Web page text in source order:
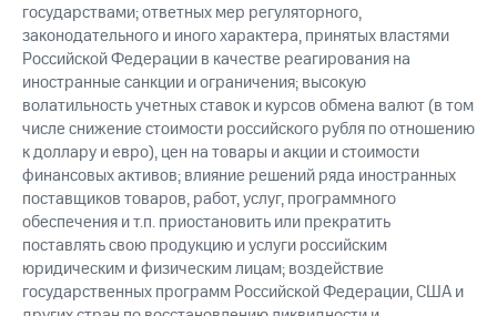
государствами; ответных мер регуляторного,
законодательного и иного характера, принятых властями
Российской Федерации в качестве реагирования на
иностранные санкции и ограничения; высокую
волатильность учетных ставок и курсов обмена валют (в том
числе снижение стоимости российского рубля по отношению
к доллару и евро), цен на товары и акции и стоимости
финансовых активов; влияние решений ряда иностранных
поставщиков товаров, работ, услуг, программного
обеспечения и т.п. приостановить или прекратить
поставлять свою продукцию и услуги российским
юридическим и физическим лицам; воздействие
государственных программ Российской Федерации, США и